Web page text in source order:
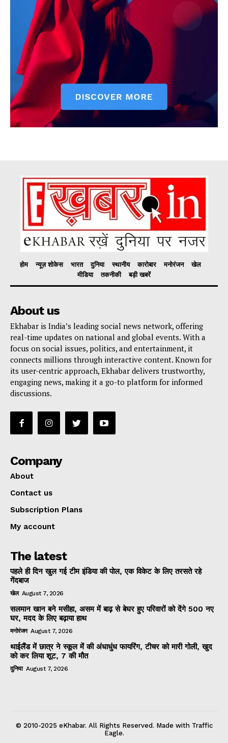
होम न्यूज़ शोकेस भारत दुनिया स्थानीय कारोबार मनोरंजन
खेल
मीडिया
तकनीकी बड़ी खबरें
About us
Ekhabar is India’s leading social news network, offering
real-time updates on national and global events. With a
focus on social issues, politics, and entertainment, it
connects millions through interactive content. Known for
its user-centric approach, Ekhabar delivers trustworthy,
engaging news, making it a go-to platform for informed
discussions.
Company
About
Contact us
Subscription Plans
My account
The latest
पहले ही दिन खुल गई टीम इंडिया की पोल, एक विकेट के लिए तरसते रहे
गेंदबाज
खेल August 7, 2026
सलमान खान बने मसीहा, असम में बाढ़ से बेघर हुए परिवारों को देंगे 500 नए
घर, मदद के लिए बढ़ाया हाथ
मनोरंजन August 7, 2026
थाईलैंड में छात्र ने स्कूल में की अंधाधुंध फायरिंग, टीचर को मारी गोली, खुद
को कर लिया शूट, 7 की मौत
दुनिया August 7, 2026
© 2010-2025 eKhabar. All Rights Reserved. Made with Traffic
Eagle.